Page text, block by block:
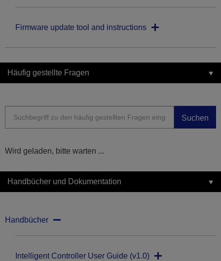
Firmware update tool and instructions
Häufig gestellte Fragen
Suchen
Wird geladen, bitte warten ...
Handbücher und Dokumentation
Handbücher
Intelligent Controller User Guide (v1.0)